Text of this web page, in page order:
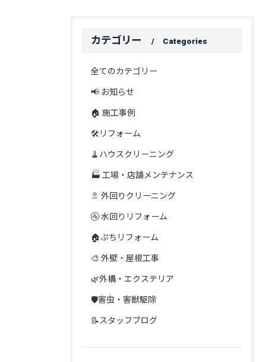
カテゴリー Categories
全てのカテゴリー
📢 お知らせ
🏠 施工事例
🛠️リフォーム
🧹ハウスクリーニング
🏭 工場・店舗メンテナンス
🚿 外回りクリーニング
🚰 水回りリフォーム
🏠ぷちリフォーム
🎨 外壁・屋根工事
🌿外構・エクステリア
🛡️害虫・害獣駆除
📝スタッフブログ